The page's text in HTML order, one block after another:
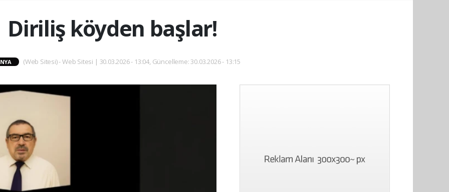
Diriliş köyden başlar!
(Web Sitesi) - Web Sitesi | 30.03.2026 - 13:04, Güncelleme: 30.03.2026 - 13:15